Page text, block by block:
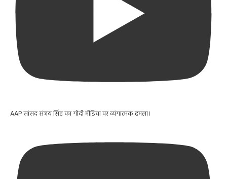
AAP सांसद संजय सिंह का गोदी मीडिया पर व्यंगात्मक हमला।